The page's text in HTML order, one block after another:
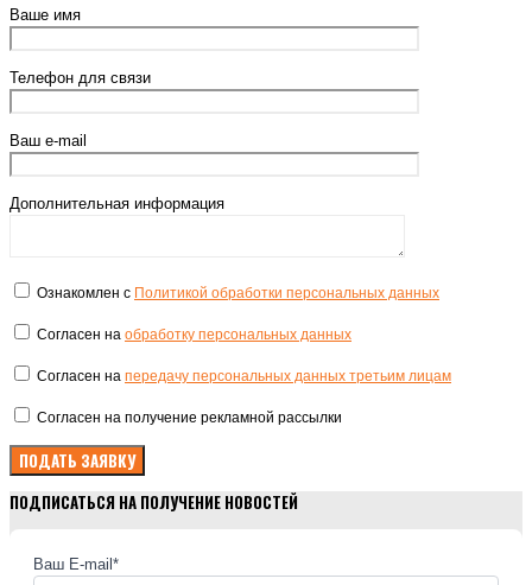
Ваше имя
Телефон для связи
Ваш e-mail
Дополнительная информация
Ознакомлен с Политикой обработки персональных данных
Согласен на обработку персональных данных
Согласен на передачу персональных данных третьим лицам
Согласен на получение рекламной рассылки
ПОДПИСАТЬСЯ НА ПОЛУЧЕНИЕ НОВОСТЕЙ
Ваш E-mail*